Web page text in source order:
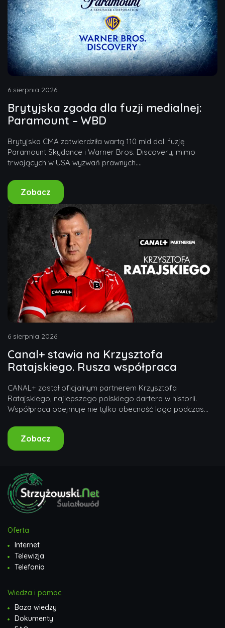
6 sierpnia 2026
Brytyjska zgoda dla fuzji medialnej:
Paramount – WBD
Brytyjska CMA zatwierdziła wartą 110 mld dol. fuzję
Paramount Skydance i Warner Bros. Discovery, mimo
trwających w USA wyzwań prawnych....
Zobacz
6 sierpnia 2026
Canal+ stawia na Krzysztofa
Ratajskiego. Rusza współpraca
CANAL+ został oficjalnym partnerem Krzysztofa
Ratajskiego, najlepszego polskiego dartera w historii.
Współpraca obejmuje nie tylko obecność logo podczas
Zobacz
Oferta
Internet
Telewizja
Telefonia
Wiedza i pomoc
Baza wiedzy
Dokumenty